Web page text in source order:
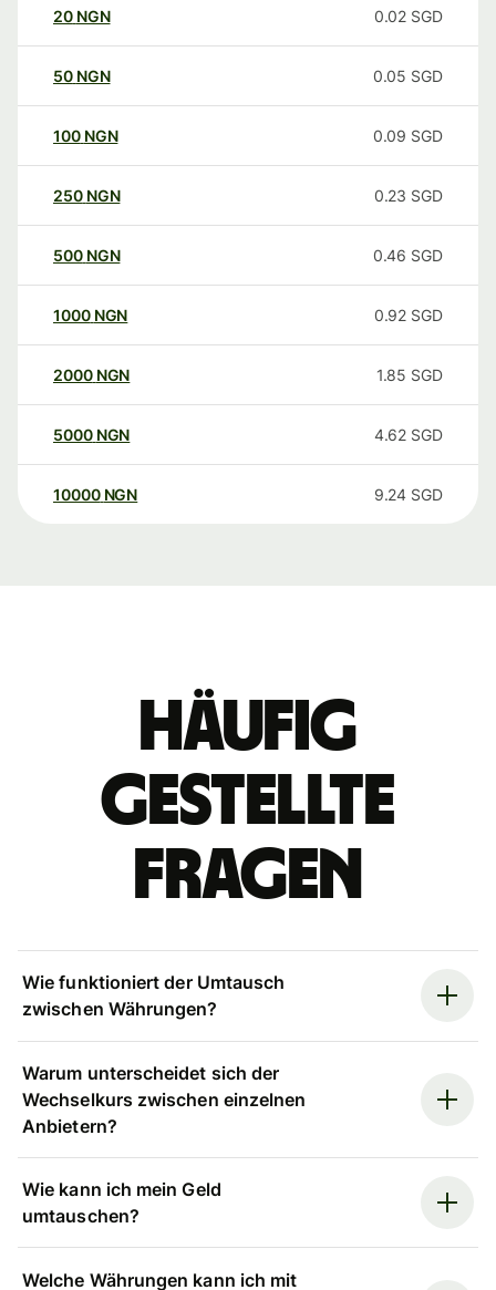
20 NGN 0.02 SGD
50 NGN 0.05 SGD
100 NGN 0.09 SGD
250 NGN 0.23 SGD
500 NGN 0.46 SGD
1000 NGN 0.92 SGD
2000 NGN 1.85 SGD
5000 NGN 4.62 SGD
10000 NGN 9.24 SGD
Häufig
gestellte
Fragen
Wie funktioniert der Umtausch
zwischen Währungen?
Warum unterscheidet sich der
Wechselkurs zwischen einzelnen
Anbietern?
Wie kann ich mein Geld
umtauschen?
Welche Währungen kann ich mit